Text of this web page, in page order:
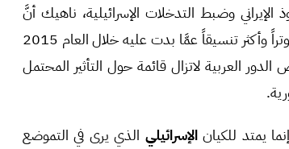
وضبط التدخلات الإسرائيلية، ناهيك أنَّ
العلاقات العربية التركية ضمن السياق الإقليمي الراهن تبدو أقل توتراً وأكثر تنسيقاً عمَّا بدت عليه خلال العام 2015
العربية لاتزال قائمة حول التأثير المحتمل
يمتد للكيانالإسرائيلي الذي يرى في التموضع